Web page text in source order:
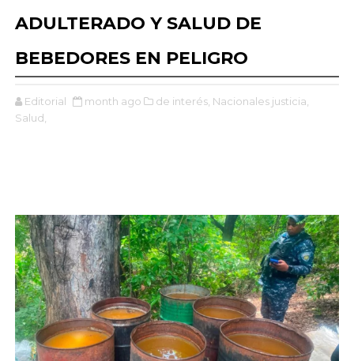
ADULTERADO Y SALUD DE
BEBEDORES EN PELIGRO
Editorial month ago de interés, Nacionales justicia,
Salud,